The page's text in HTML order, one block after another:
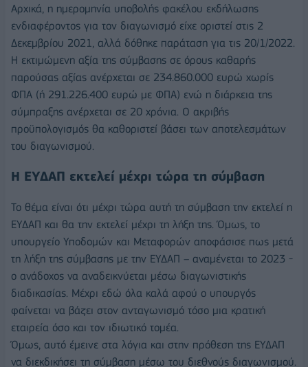
Αρχικά, η ημερομηνία υποβολής φακέλου εκδήλωσης
ενδιαφέροντος για τον διαγωνισμό είχε οριστεί στις 2
Δεκεμβρίου 2021, αλλά δόθηκε παράταση για τις 20/1/2022.
Η εκτιμώμενη αξία της σύμβασης σε όρους καθαρής
παρούσας αξίας ανέρχεται σε 234.860.000 ευρώ χωρίς
ΦΠΑ (ή 291.226.400 ευρώ με ΦΠΑ) ενώ η διάρκεια της
σύμπραξης ανέρχεται σε 20 χρόνια. Ο ακριβής
προϋπολογισμός θα καθοριστεί βάσει των αποτελεσμάτων
του διαγωνισμού.
Η ΕΥΔΑΠ εκτελεί μέχρι τώρα τη σύμβαση
Το θέμα είναι ότι μέχρι τώρα αυτή τη σύμβαση την εκτελεί η
ΕΥΔΑΠ και θα την εκτελεί μέχρι τη λήξη της. Όμως, το
υπουργείο Υποδομών και Μεταφορών αποφάσισε πως μετά
τη λήξη της σύμβασης με την ΕΥΔΑΠ – αναμένεται το 2023 -
ο ανάδοχος να αναδεικνύεται μέσω διαγωνιστικής
διαδικασίας. Μέχρι εδώ όλα καλά αφού ο υπουργός
φαίνεται να βάζει στον ανταγωνισμό τόσο μια κρατική
εταιρεία όσο και τον ιδιωτικό τομέα.
Όμως, αυτό έμεινε στα λόγια και στην πρόθεση της ΕΥΔΑΠ
να διεκδικήσει τη σύμβαση μέσω του διεθνούς διαγωνισμού.